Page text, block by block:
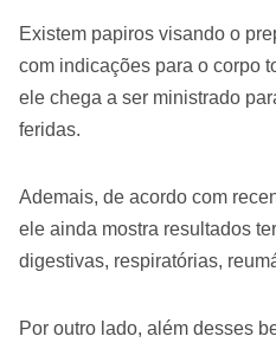
Existem papiros visando o
com indicações para o corpo
ele chega a ser ministrado
feridas.
Ademais, de acordo com
ele ainda mostra resultados
digestivas, respiratórias,
Por outro lado, além desses